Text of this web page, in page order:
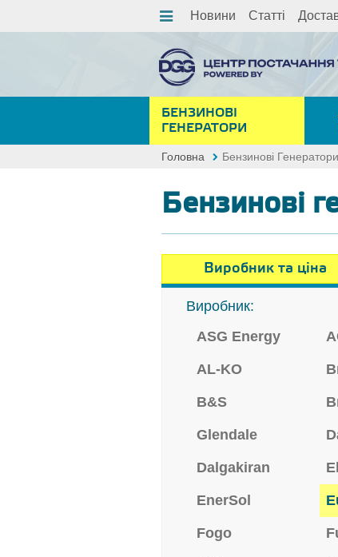
Новини Статті
БЕНЗИНОВІ
ГЕНЕРАТОРИ
Головна Бензинові Генератори
Бензинові
Виробник та ціна
Виробник:
ASG Energy
AL-KO
B&S
Glendale
Dalgakiran
EnerSol
Fogo